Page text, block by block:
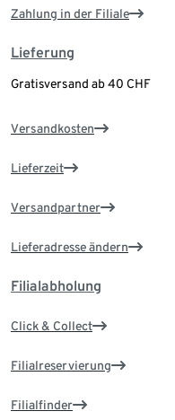
Zahlung in der Filiale
Lieferung
Gratisversand ab 40 CHF
Versandkosten
Lieferzeit
Versandpartner
Lieferadresse ändern
Filialabholung
Click & Collect
Filialreservierung
Filialfinder